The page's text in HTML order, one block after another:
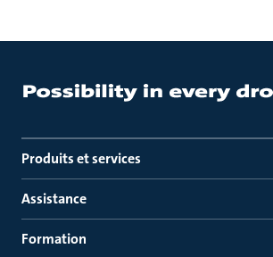
Produits et services
Assistance
Formation